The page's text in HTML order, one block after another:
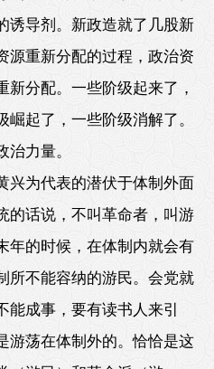
诱导剂。新政造就了几股新
源重新分配的过程，政治资
分配。一些阶级起来了，
起了，一些阶级消解了。
力量。
兴为代表的潜伏于体制外面
的话说，不叫革命者，叫游
年的时候，在体制内就会有
所不能容纳的游民。会党就
成事，要有读书人来引
游荡在体制外的。恰恰是这